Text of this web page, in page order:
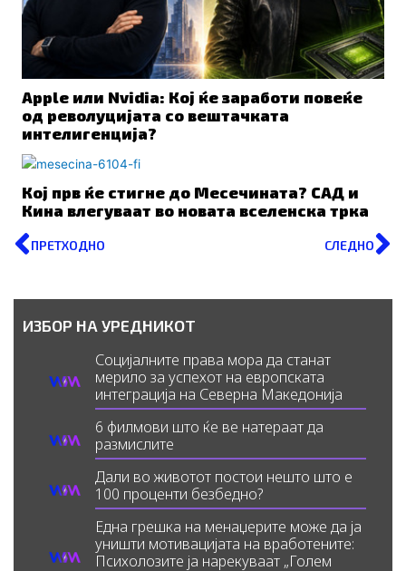
Apple или Nvidia: Кој ќе заработи повеќе
од револуцијата со вештачката
интелигенција?
Кој прв ќе стигне до Месечината? САД и
Кина влегуваат во новата вселенска трка
Prev
ПРЕТХОДНО СЛЕДНО
ИЗБОР НА УРЕДНИКОТ
Социјалните права мора да станат
мерило за успехот на европската
интеграција на Северна Македонија
6 филмови што ќе ве натераат да
размислите
Дали во животот постои нешто што е
100 проценти безбедно?
Една грешка на менаџерите може да ја
уништи мотивацијата на вработените:
Психолозите ја нарекуваат „Голем